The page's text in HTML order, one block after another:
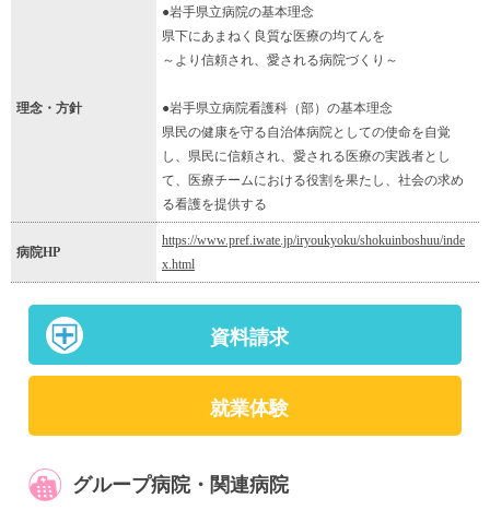
理念・方針
●岩手県立病院の基本理念
県下にあまねく良質な医療の均てんを
～より信頼され、愛される病院づくり～
●岩手県立病院看護科（部）の基本理念
県民の健康を守る自治体病院としての使命を自覚
し、県民に信頼され、愛される医療の実践者とし
て、医療チームにおける役割を果たし、社会の求め
る看護を提供する
病院HP
https://www.pref.iwate.jp/iryoukyoku/shokuinboshuu/inde
x.html
資料請求
就業体験
グループ病院・関連病院